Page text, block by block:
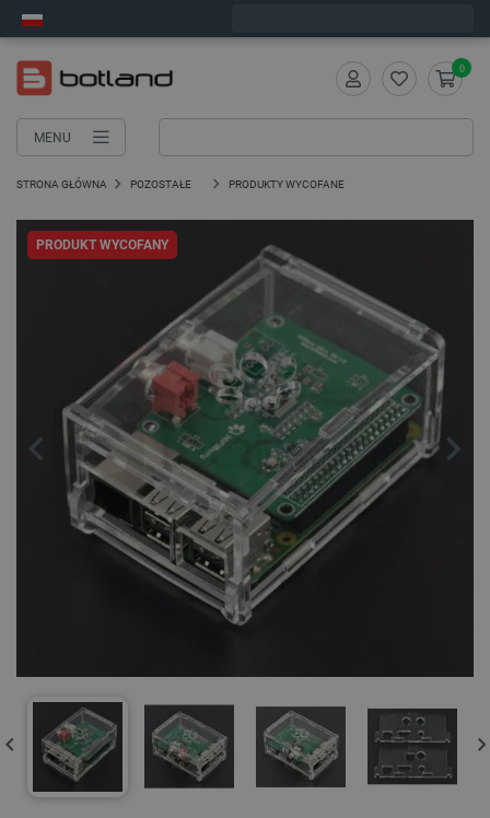
MENU
0
STRONA GŁÓWNA POZOSTAŁE PRODUKTY WYCOFANE
PRODUKT WYCOFANY